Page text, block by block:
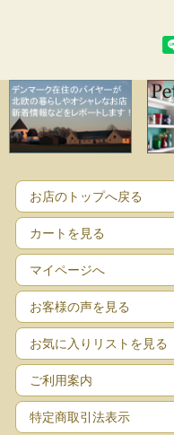
お店のトップへ戻る
カートを見る
マイページへ
お客様の声を見る
お気に入りリストを見る
ご利用案内
特定商取引法表示